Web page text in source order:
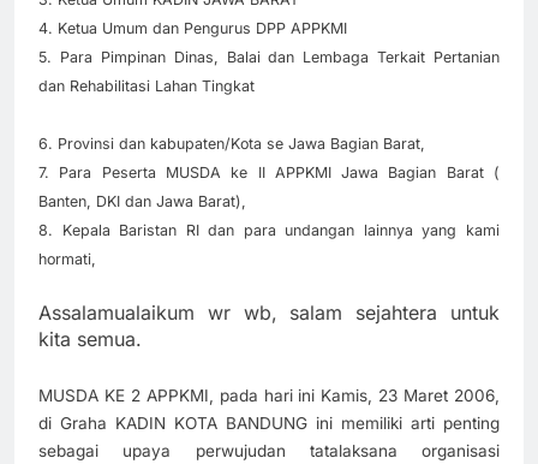
4. Ketua Umum dan Pengurus DPP APPKMI
5. Para Pimpinan Dinas, Balai dan Lembaga Terkait Pertanian
dan Rehabilitasi Lahan Tingkat
6. Provinsi dan kabupaten/Kota se Jawa Bagian Barat,
7. Para Peserta MUSDA ke II APPKMI Jawa Bagian Barat (
Banten, DKI dan Jawa Barat),
8. Kepala Baristan RI dan para undangan lainnya yang kami
hormati,
Assalamualaikum wr wb, salam sejahtera untuk
kita semua.
MUSDA KE 2 APPKMI, pada hari ini Kamis, 23 Maret 2006,
di Graha KADIN KOTA BANDUNG ini memiliki arti penting
sebagai upaya perwujudan tatalaksana organisasi